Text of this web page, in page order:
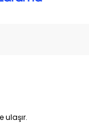
ulaşır.